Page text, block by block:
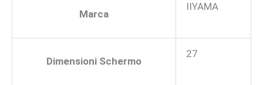
Marca
IIYAMA
Dimensioni Schermo
27